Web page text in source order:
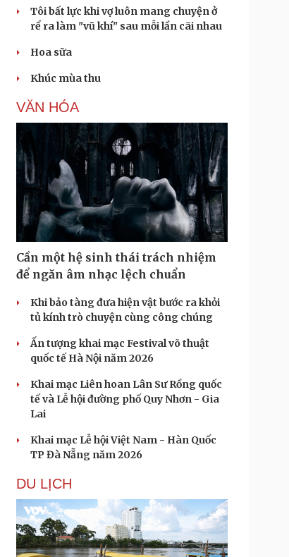
Tôi bất lực khi vợ luôn mang chuyện ở
rể ra làm "vũ khí" sau mỗi lần cãi nhau
Hoa sữa
Khúc mùa thu
VĂN HÓA
Cần một hệ sinh thái trách nhiệm
để ngăn âm nhạc lệch chuẩn
Khi bảo tàng đưa hiện vật bước ra khỏi
tủ kính trò chuyện cùng công chúng
Ấn tượng khai mạc Festival võ thuật
quốc tế Hà Nội năm 2026
Khai mạc Liên hoan Lân Sư Rồng quốc
tế và Lễ hội đường phố Quy Nhơn - Gia
Lai
Khai mạc Lễ hội Việt Nam - Hàn Quốc
TP Đà Nẵng năm 2026
DU LỊCH